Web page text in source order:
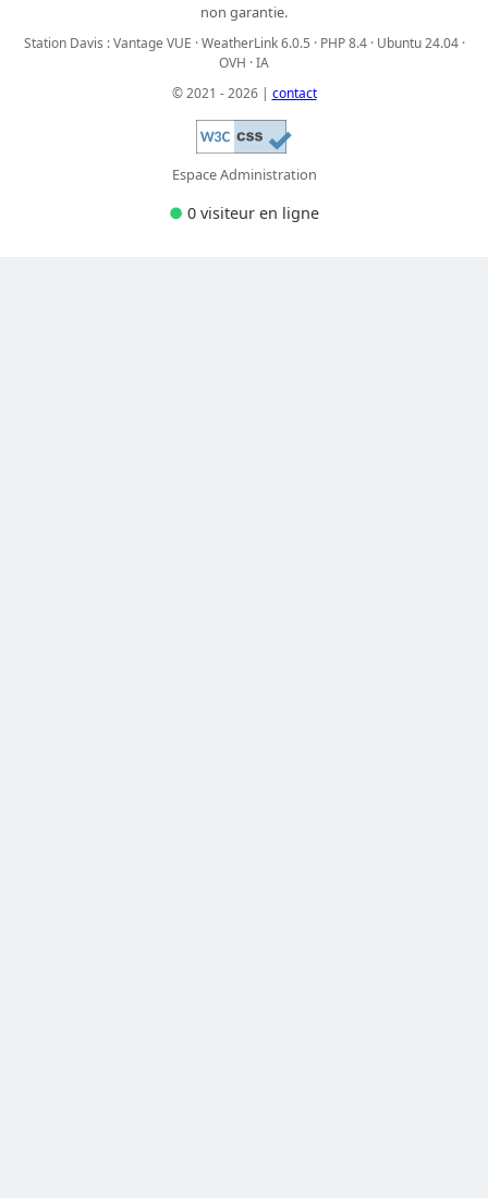
non garantie.
Station Davis : Vantage VUE · WeatherLink 6.0.5 · PHP 8.4 · Ubuntu 24.04 ·
OVH · IA
© 2021 - 2026 | contact
Espace Administration
● 0 visiteur en ligne